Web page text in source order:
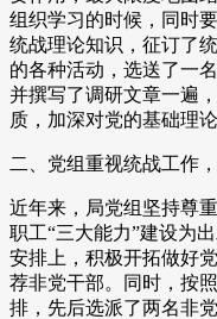
组织学习的时候，同时
统战理论知识，征订了
的各种活动，选送了一
并撰写了调研文章一遍
质，加深对党的基础理
二、党组重视统战工作
近年来，局党组坚持尊
职工“三大能力”建设为
安排上，积极开拓做好
荐非党干部。同时，按
排，先后选派了两名非